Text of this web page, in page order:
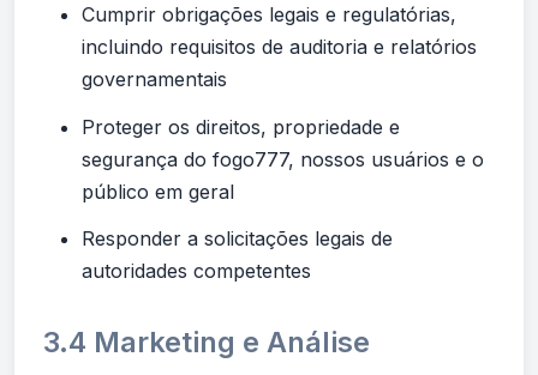
Cumprir obrigações legais e regulatórias,
incluindo requisitos de auditoria e relatórios
governamentais
Proteger os direitos, propriedade e
segurança do fogo777, nossos usuários e o
público em geral
Responder a solicitações legais de
autoridades competentes
3.4 Marketing e Análise